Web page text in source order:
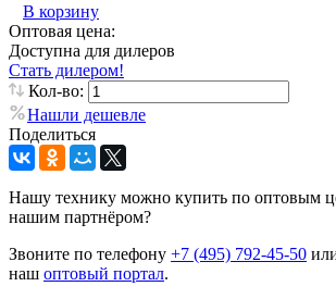
В корзину
Оптовая цена:
Доступна для дилеров
Стать дилером!
Кол-во:
Нашли дешевле
Поделиться
Нашу технику можно купить по оптовым
нашим партнёром?
Звоните по телефону +7 (495) 792-45-50
наш оптовый портал.